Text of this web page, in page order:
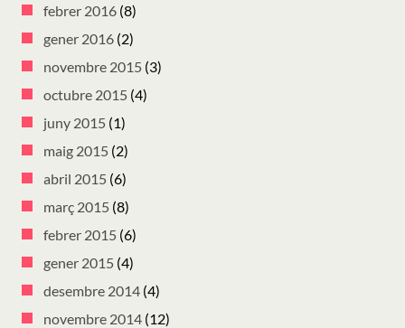
febrer 2016 (8)
gener 2016 (2)
novembre 2015 (3)
octubre 2015 (4)
juny 2015 (1)
maig 2015 (2)
abril 2015 (6)
març 2015 (8)
febrer 2015 (6)
gener 2015 (4)
desembre 2014 (4)
novembre 2014 (12)